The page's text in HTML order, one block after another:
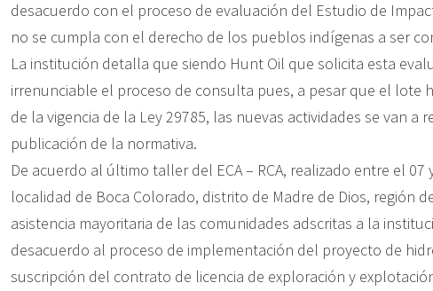
desacuerdo con el proceso de evaluación del Estudio de
no se cumpla con el derecho de los pueblos indígenas a ser
La institución detalla que siendo Hunt Oil que solicita esta
irrenunciable el proceso de consulta pues, a pesar que el lote
de la vigencia de la Ley 29785, las nuevas actividades se van a
publicación de la normativa.
De acuerdo al último taller del ECA – RCA, realizado entre el 07
localidad de Boca Colorado, distrito de Madre de Dios, región
asistencia mayoritaria de las comunidades adscritas a la
desacuerdo al proceso de implementación del proyecto de
suscripción del contrato de licencia de exploración y